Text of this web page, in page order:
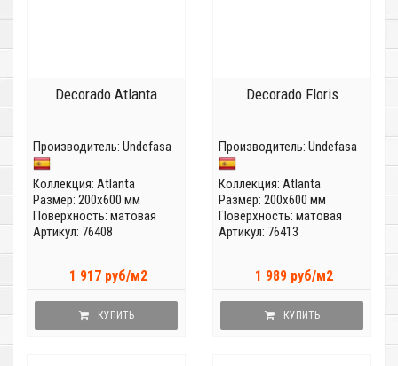
Decorado Atlanta
Производитель: Undefasa
Коллекция: Atlanta
Размер: 200x600 мм
Поверхность: матовая
Артикул: 76408
1 917 руб/м2
КУПИТЬ
Decorado Floris
Производитель: Undefasa
Коллекция: Atlanta
Размер: 200x600 мм
Поверхность: матовая
Артикул: 76413
1 989 руб/м2
КУПИТЬ